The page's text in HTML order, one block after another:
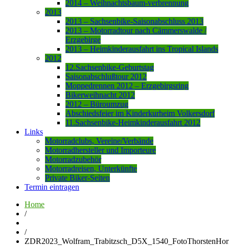
2014 – Weihnachtsbaum-verbrennung
2013
2013 – Sachsenbike-Saisonabschluss 2013
2013 – Motorradtour nach Cämmerswalde /
Erzgebirge
2013 – Heimkinderausfahrt ins Tropical Islands
2012
12.Sachsenbike-Geburtstag
Saisonabschlußtour 2012
Moppedrennen 2012 – Erzgebirgsring
Bikerweihnacht 2012
2012 – Büroumzug
Abschiedsfeier im Kinderkurheim Volkersdorf
11.Sachsenbike-Heimkinderausfahrt 2012
Links
Motorradclubs, Vereine/Verbände
Motorradhersteller und Importeure
Motorradzubehör
Motorradreisen, Unterkünfte
Private Biker-Seiten
Termin eintragen
Home
/
/